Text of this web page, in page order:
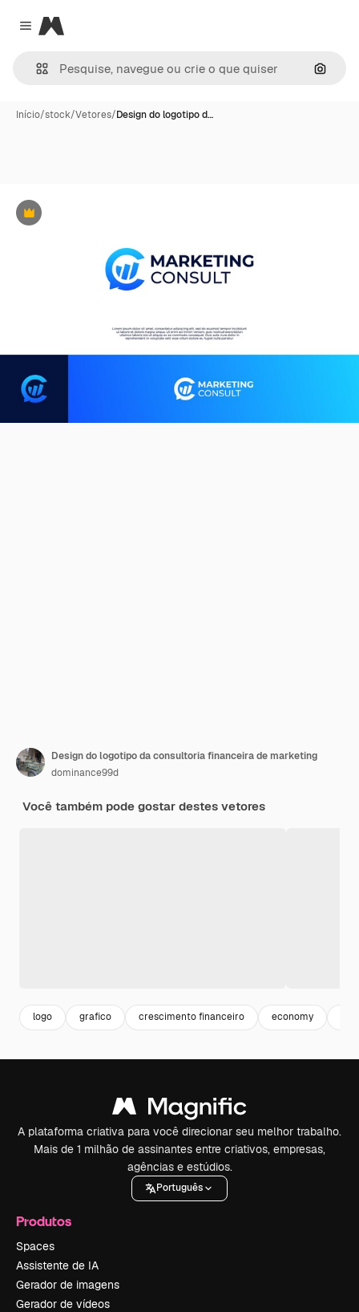
Close menu
Magnific
Início/stock/Vetores/Design do logotipo d…
Premium
Design do logotipo da consultoria financeira de marketing
dominance99d
Você também pode gostar destes vetores
logo grafico crescimento financeiro economy
A plataforma criativa para você direcionar seu melhor trabalho.
Mais de 1 milhão de assinantes entre criativos, empresas,
agências e estúdios.
Português
Produtos
Spaces
Assistente de IA
Gerador de imagens
Gerador de vídeos